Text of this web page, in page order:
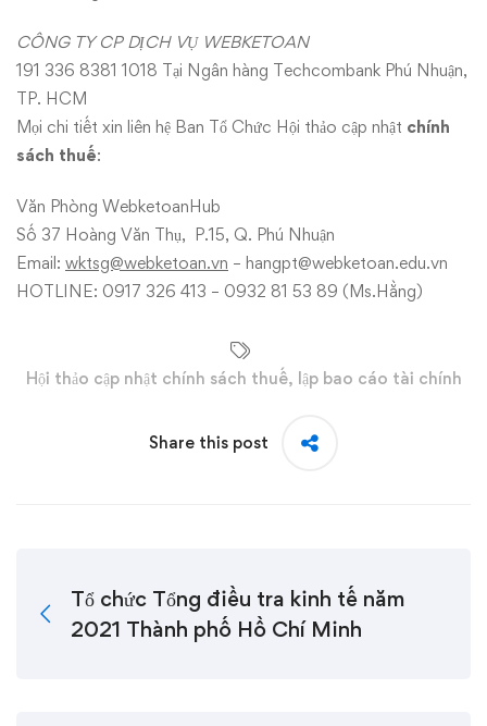
CÔNG TY CP DỊCH VỤ WEBKETOAN
191 336 8381 1018 Tại Ngân hàng Techcombank Phú Nhuận,
TP. HCM
Mọi chi tiết xin liên hệ Ban Tổ Chức Hội thảo cập nhật chính
sách thuế:
Văn Phòng WebketoanHub
Số 37 Hoàng Văn Thụ, P.15, Q. Phú Nhuận
Email: wktsg@webketoan.vn – hangpt@webketoan.edu.vn
HOTLINE: 0917 326 413 – 0932 81 53 89 (Ms.Hằng)
Hội thảo cập nhật chính sách thuế, lập bao cáo tài chính
Share this post
Tổ chức Tổng điều tra kinh tế năm
2021 Thành phố Hồ Chí Minh